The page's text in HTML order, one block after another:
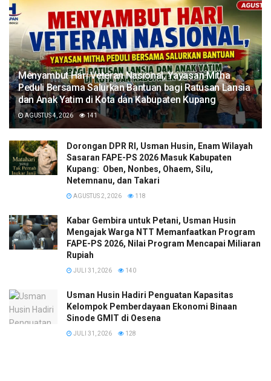
​Menyambut Hari Veteran Nasional, Yayasan Mitha
Peduli Bersama Salurkan Bantuan bagi Ratusan Lansia
dan Anak Yatim di Kota dan Kabupaten Kupang
AGUSTUS 4, 2026 141
Dorongan DPR RI, Usman Husin, Enam Wilayah
Sasaran FAPE-PS 2026 Masuk Kabupaten
Kupang: Oben, Nonbes, Ohaem, Silu,
Netemnanu, dan Takari
AGUSTUS 2, 2026 118
Kabar Gembira untuk Petani, Usman Husin
Mengajak Warga NTT Memanfaatkan Program
FAPE-PS 2026, Nilai Program Mencapai Miliaran
Rupiah
JULI 31, 2026 140
​Usman Husin Hadiri Penguatan Kapasitas
Kelompok Pemberdayaan Ekonomi Binaan
Sinode GMIT di Oesena
JULI 31, 2026 128